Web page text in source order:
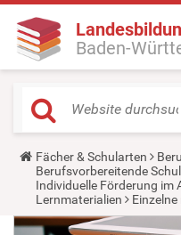
Baden-
Y
o
u
a
r
e
Fächer & Schularten
Berufsvorbereitende
Individuelle Förderung im
Lernmaterialien